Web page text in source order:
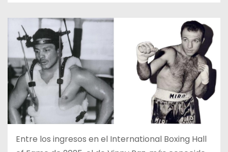
Entre los ingresos en el International Boxing Hall